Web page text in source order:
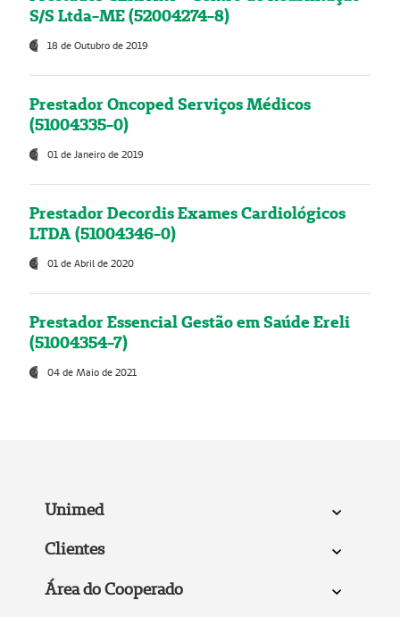
S/S Ltda-ME (52004274-8)
18 de Outubro de 2019
Prestador Oncoped Serviços Médicos
(51004335-0)
01 de Janeiro de 2019
Prestador Decordis Exames Cardiológicos
LTDA (51004346-0)
01 de Abril de 2020
Prestador Essencial Gestão em Saúde Ereli
(51004354-7)
04 de Maio de 2021
Unimed
Clientes
Área do Cooperado